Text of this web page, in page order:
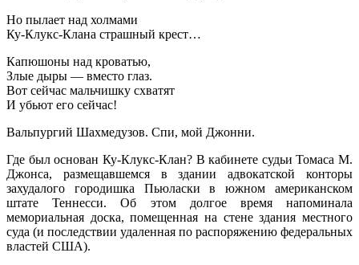
Но пылает над холмами
Ку-Клукс-Клана страшный крест…
Капюшоны над кроватью,
Злые дыры — вместо глаз.
Вот сейчас мальчишку схватят
И убьют его сейчас!
Вальпургий Шахмедузов. Спи, мой Джонни.
Где был основан Ку-Клукс-Клан? В кабинете судьи Томаса М.
Джонса, размещавшемся в здании адвокатской конторы
захудалого городишка Пьюласки в южном американском
штате Теннесси. Об этом долгое время напоминала
мемориальная доска, помещенная на стене здания местного
суда (и последствии удаленная по распоряжению федеральных
властей США).